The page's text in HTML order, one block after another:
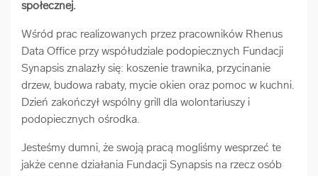
Pozostałe usługi arrow_forward
społecznej.
Wśród prac realizowanych przez pracowników Rhenus
Data Office przy współudziale podopiecznych Fundacji
Synapsis znalazły się: koszenie trawnika, przycinanie
drzew, budowa rabaty, mycie okien oraz pomoc w kuchni.
Dzień zakończył wspólny grill dla wolontariuszy i
podopiecznych ośrodka.
Jesteśmy dumni, że swoją pracą mogliśmy wesprzeć te
jakże cenne działania Fundacji Synapsis na rzecz osób